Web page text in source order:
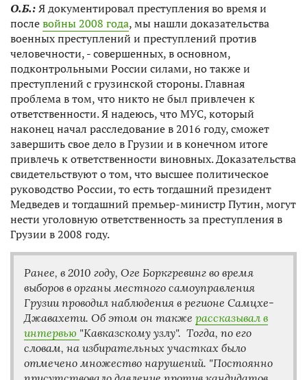
О.Б.:Я документировал преступления во время и
послевойны 2008 года, мы нашли доказательства
военных преступлений и преступлений против
человечности, - совершенных, в основном,
подконтрольными России силами, но также и
преступлений с грузинской стороны. Главная
проблема в том, что никто не был привлечен к
ответственности. Я надеюсь, что МУС, который
наконец начал расследование в 2016 году, сможет
завершить свое дело в Грузии и в конечном итоге
привлечь к ответственности виновных. Доказательства
свидетельствуют о том, что высшее политическое
руководство России, то есть тогдашний президент
Медведев и тогдашний премьер-министр Путин, могут
нести уголовную ответственность за преступления в
Грузии в 2008 году.
Ранее, в 2010 году, Оге Боркгревинг во время
выборов в органы местного самоуправления
Грузии проводил наблюдения в регионе Самцхе-
Джавахети. Об этом он также рассказывал в
интервью "Кавказскому узлу". Тогда, по его
словам, на избирательных участках было
отмечено множество нарушений. "Постоянно